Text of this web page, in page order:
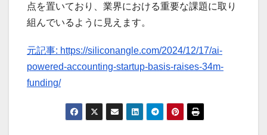
点を置いており、業界における重要な課題に取り
組んでいるように見えます。
元記事: https://siliconangle.com/2024/12/17/ai-
powered-accounting-startup-basis-raises-34m-
funding/